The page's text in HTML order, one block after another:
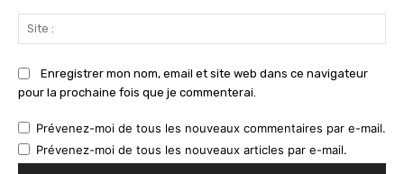
:
Enregistrer mon nom, email et site web dans ce navigateur
pour la prochaine fois que je commenterai.
Prévenez-moi de tous les nouveaux commentaires par e-mail.
Prévenez-moi de tous les nouveaux articles par e-mail.